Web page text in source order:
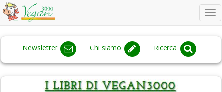
Newsletter Chi siamo Ricerca